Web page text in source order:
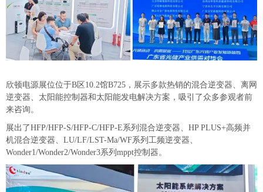
欣顿电源展位位于B区10.2馆B725，展示多款热销的混合逆变器、离网
逆变器、太阳能控制器和太阳能发电解决方案，吸引了众多参观者前
来咨询。
展出了HFP/HFP-S/HFP-C/HFP-E系列混合逆变器、HP PLUS+高频并
机混合逆变器、LU/LF/LST-Ma/WF系列工频逆变器、
Wonder1/Wonder2/Wonder3系列mppt控制器。